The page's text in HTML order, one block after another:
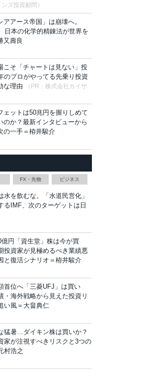
ンズ投資顧問）
アアース帝国」は崩壊へ。
日本の化学的精錬法が世界を
又壽良
こそ「チャートは見ない」投
のプロがやってる先乗り投資
な理由
（PR：株式会社カイザ
ェットは50兆円を握りしめて
のか？最新インタビューから
の一手＝栫井駿介
FX・先物 ビジネス
水を飲むな。「水道民営化」
るIMF、次のターゲットは日
億円「資生堂」株は今が買
投資家が見極めるべき業績悪
と復活シナリオ＝栫井駿介
首位へ「三菱UFJ」は買い
・海外戦略から見えた投資リ
い風＝大畠典仁
猛暑…ダイキン株は買いか？
家が注視すべきリスクと3つの
村浩之